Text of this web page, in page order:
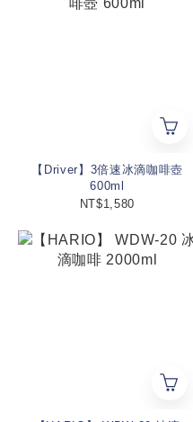
【Driver】3倍速冰滴咖啡壺
600ml
NT$1,580